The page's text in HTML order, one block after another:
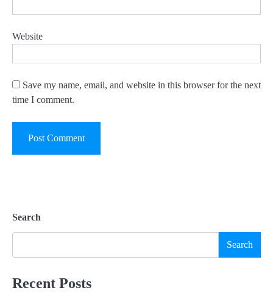
Website
Save my name, email, and website in this browser for the next
time I comment.
Search
Search
Recent Posts